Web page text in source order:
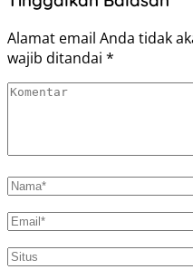
Alamat email Anda tidak
wajib ditandai *